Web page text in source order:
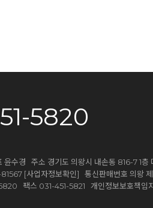
5820
수경 주소 경기도 의왕시 내손동 816-7 1층
81567 [사업자정보확인] 통신판매번호 의왕
팩스 031-451-5821 개인정보보호책임